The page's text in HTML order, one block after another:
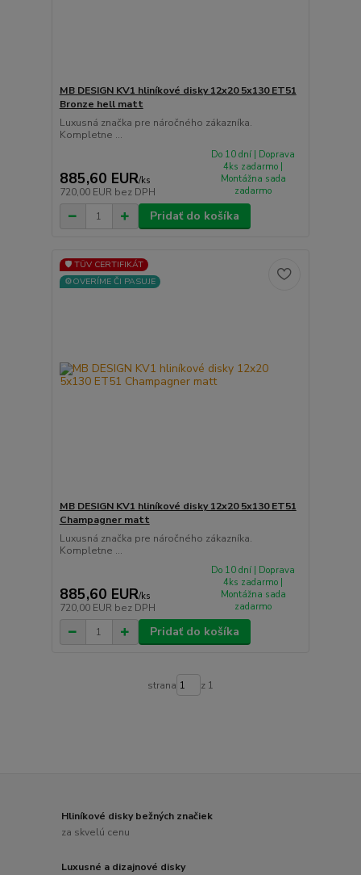
MB DESIGN KV1 hliníkové disky 12x20 5x130 ET51
Bronze hell matt
Luxusná značka pre náročného zákazníka.
Kompletne ...
885,60 EUR/ks
720,00 EUR bez DPH
Do 10 dní | Doprava
4ks zadarmo |
Montážna sada
zadarmo
Pridať do košíka
🛡️ TÜV CERTIFIKÁT
⚙️OVERÍME ČI PASUJE
MB DESIGN KV1 hliníkové disky 12x20 5x130 ET51
Champagner matt
Luxusná značka pre náročného zákazníka.
Kompletne ...
885,60 EUR/ks
720,00 EUR bez DPH
Do 10 dní | Doprava
4ks zadarmo |
Montážna sada
zadarmo
Pridať do košíka
strana z 1
Hliníkové disky bežných značiek
za skvelú cenu
Luxusné a dizajnové disky